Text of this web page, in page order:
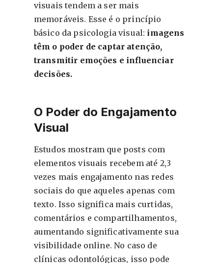
visuais tendem a ser mais
memoráveis. Esse é o princípio
básico da psicologia visual: imagens
têm o poder de captar atenção,
transmitir emoções e influenciar
decisões.
O Poder do Engajamento
Visual
Estudos mostram que posts com
elementos visuais recebem até 2,3
vezes mais engajamento nas redes
sociais do que aqueles apenas com
texto. Isso significa mais curtidas,
comentários e compartilhamentos,
aumentando significativamente sua
visibilidade online. No caso de
clínicas odontológicas, isso pode